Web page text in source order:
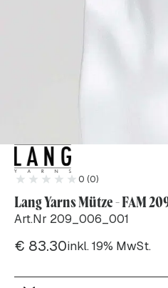
0 (0)
Lang Yarns Mütze - FAM
Art.Nr 209_006_001
€ 83.30inkl. 19% MwSt.